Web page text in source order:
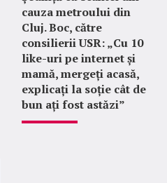
cauza metroului din
Cluj. Boc, către
consilierii USR: „Cu 10
like-uri pe internet și
mamă, mergeți acasă,
explicați la soție cât de
bun ați fost astăzi”